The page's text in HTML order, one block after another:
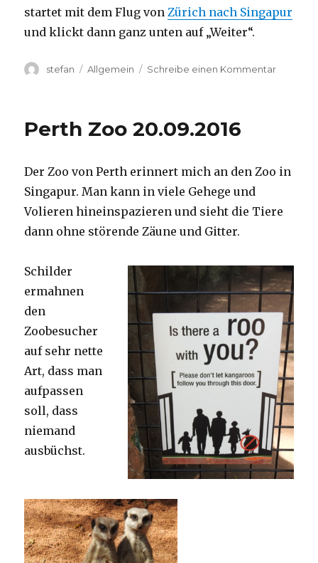
startet mit dem Flug vonZürich nach Singapur
und klickt dann ganz unten auf „Weiter“.
Autor
stefan Kategorien
Allgemein Schreibe einen Kommentarzu
Perth
Perth Zoo 20.09.2016
Der Zoo von Perth erinnert mich an den Zoo in
Singapur. Man kann in viele Gehege und
Volieren hineinspazieren und sieht die Tiere
dann ohne störende Zäune und Gitter.
Schilder
ermahnen
den
Zoobesucher
auf sehr nette
Art, dass man
aufpassen
soll, dass
niemand
ausbüchst.